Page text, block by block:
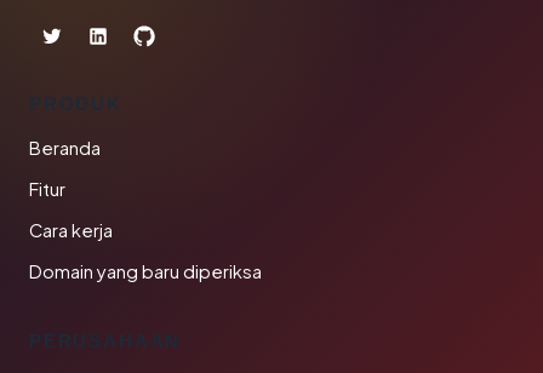
PRODUK
Beranda
Fitur
Cara kerja
Domain yang baru diperiksa
PERUSAHAAN